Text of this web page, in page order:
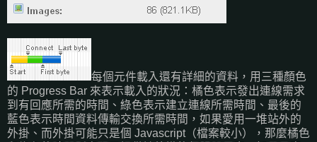
每個元件載入還有詳細的資料，用三種顏色
的 Progress Bar 來表示載入的狀況：橘色表示發出連線需求
到有回應所需的時間、綠色表示建立連線所需時間、最後的
藍色表示時間資料傳輸交換所需時間，如果愛用一堆站外的
外掛、而外掛可能只是個 Javascript（檔案較小），那麼橘色